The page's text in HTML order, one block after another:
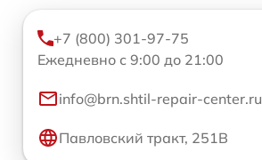
+7 (800) 301-97-75
Ежедневно с 9:00 до 21:00
info@brn.shtil-repair-center.ru
Павловский тракт, 251В